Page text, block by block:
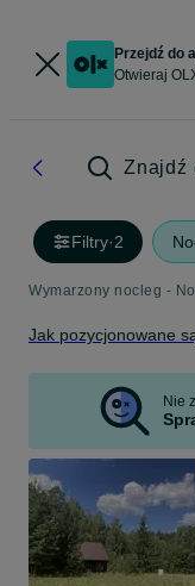
Przejdź do
Otwieraj
Znajdź
Filtry·2
Jak pozycjonowane
Nie